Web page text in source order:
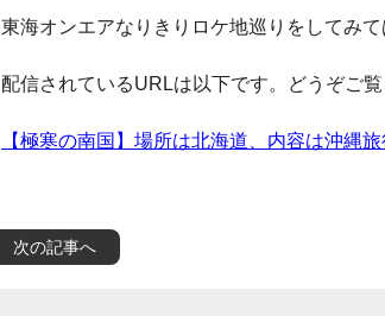
東海オンエアなりきりロケ地巡りをしてみて
配信されているURLは以下です。どうぞご覧
【極寒の南国】場所は北海道、内容は沖縄
次の記事へ